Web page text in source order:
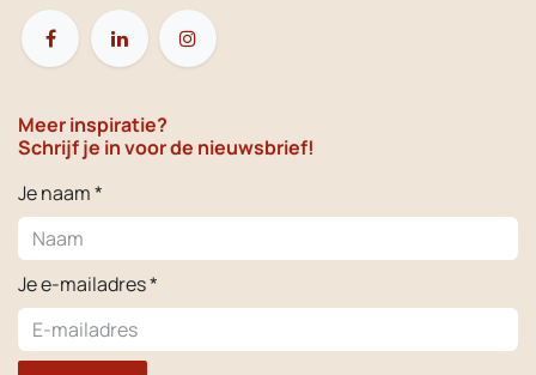
Meer inspiratie?
Schrijf je in voor de nieuwsbrief!
Je naam *
Je e-mailadres *